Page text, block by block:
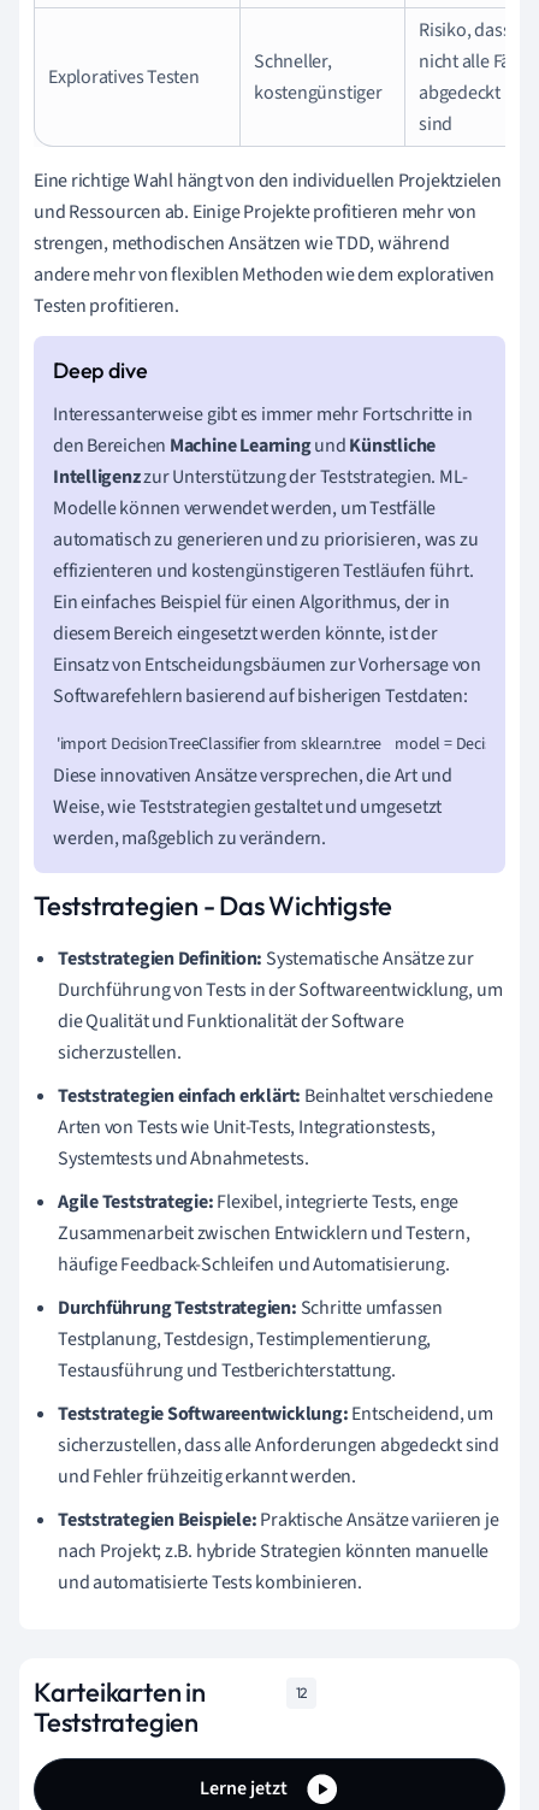
Exploratives Testen
Schneller,
kostengünstiger
Risiko, dass
nicht alle Fälle
abgedeckt
sind
Eine richtige Wahl hängt von den individuellen Projektzielen
und Ressourcen ab. Einige Projekte profitieren mehr von
strengen, methodischen Ansätzen wie TDD, während
andere mehr von flexiblen Methoden wie dem explorativen
Testen profitieren.
Interessanterweise gibt es immer mehr Fortschritte in
den Bereichen Machine LearningundKünstliche
Intelligenzzur Unterstützung der Teststrategien. ML-
Modelle können verwendet werden, um Testfälle
automatisch zu generieren und zu priorisieren, was zu
effizienteren und kostengünstigeren Testläufen führt.
Ein einfaches Beispiel für einen Algorithmus, der in
diesem Bereich eingesetzt werden könnte, ist der
Einsatz von Entscheidungsbäumen zur Vorhersage von
Softwarefehlern basierend auf bisherigen Testdaten:
'import DecisionTreeClassifier from sklearn.tree    model =
Diese innovativen Ansätze versprechen, die Art und
Weise, wie Teststrategien gestaltet und umgesetzt
werden, maßgeblich zu verändern.
Teststrategien - Das Wichtigste
Teststrategien Definition: Systematische Ansätze zur
Durchführung von Tests in der Softwareentwicklung, um
die Qualität und Funktionalität der Software
sicherzustellen.
Teststrategien einfach erklärt: Beinhaltet verschiedene
Arten von Tests wie Unit-Tests, Integrationstests,
Systemtests und Abnahmetests.
Agile Teststrategie:Flexibel, integrierte Tests, enge
Zusammenarbeit zwischen Entwicklern und Testern,
häufige Feedback-Schleifen und Automatisierung.
Durchführung Teststrategien: Schritte umfassen
Testplanung, Testdesign, Testimplementierung,
Testausführung und Testberichterstattung.
Teststrategie Softwareentwicklung:Entscheidend, um
sicherzustellen, dass alle Anforderungen abgedeckt sind
und Fehler frühzeitig erkannt werden.
Teststrategien Beispiele:Praktische Ansätze variieren je
nach Projekt; z.B. hybride Strategien könnten manuelle
und automatisierte Tests kombinieren.
Karteikarten in
Teststrategien
12
Lerne jetzt